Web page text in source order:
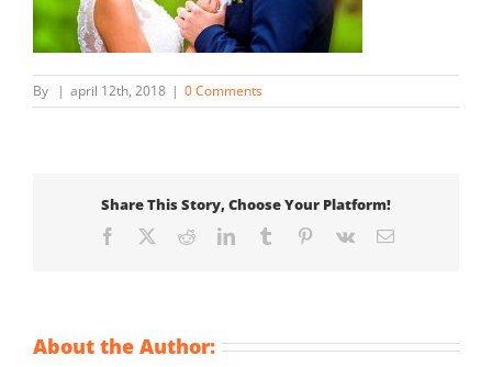
By | april 12th, 2018 | 0 Comments
Share This Story, Choose Your Platform!
Facebook RedditLinkedInTumblr Pinterest
Vk Email
About the Author: